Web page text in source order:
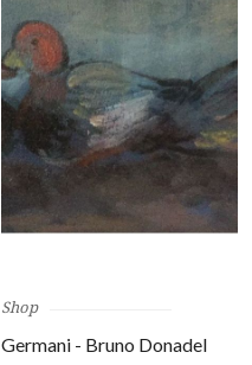
Shop
Germani - Bruno Donadel